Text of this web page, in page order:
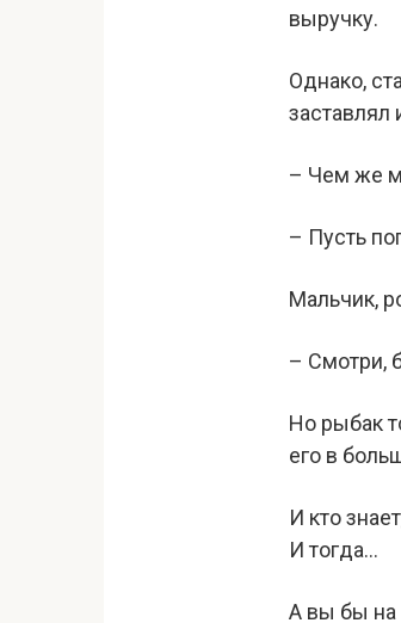
выручку.
Однако,
заставлял
– Чем же
– Пусть
Мальчик,
– Смотри,
Но рыбак
его в
И кто
И тогда…
А вы бы на